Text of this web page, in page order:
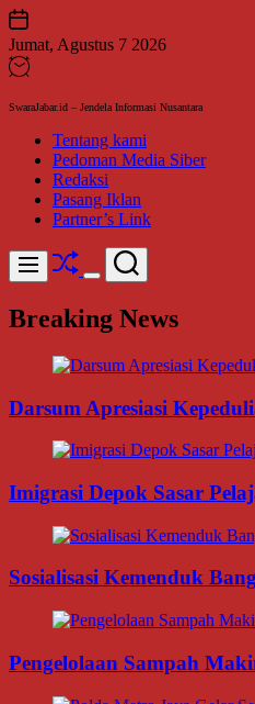
Skip
to
content
Jumat, Agustus 7 2026
SwaraJabar.id – Jendela Informasi Nusantara
Tentang kami
Pedoman Media Siber
Redaksi
Pasang Iklan
Partner’s Link
Menu Shuffle
Switch
mode
Search
Breaking News
Darsum Apresiasi
Imigrasi Depok Sasar
Sosialisasi Kemenduk
Pengelolaan Sampah